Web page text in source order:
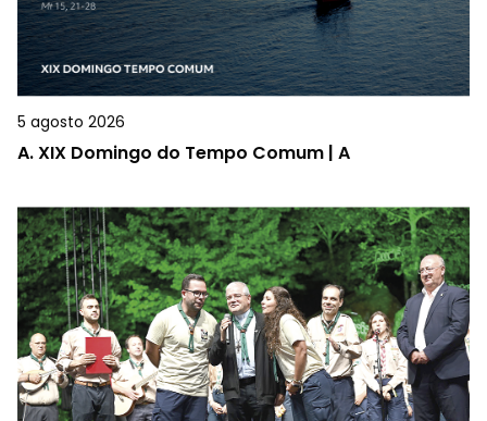
5 agosto 2026
A.XIX Domingo do Tempo Comum | A